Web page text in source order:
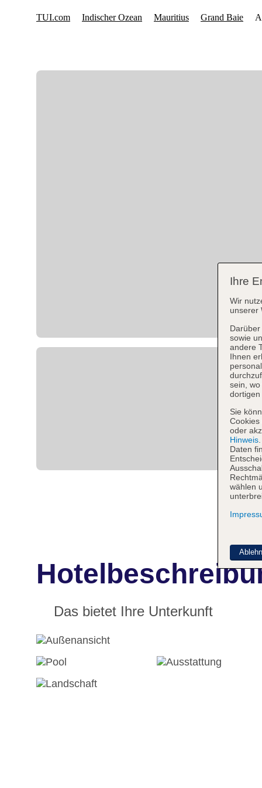
Das bietet Ihre Unterkunft
Ihre
Wir
unserer
sowie
andere
Ihnen
sein,
dortigen
Sie
Cookies
oder
Hinweis
Daten
wählen